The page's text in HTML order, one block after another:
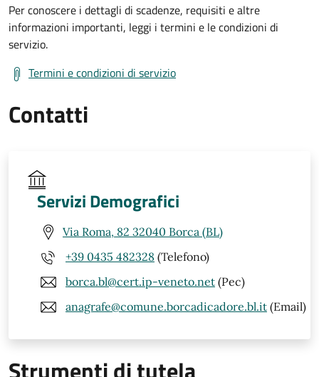
Per conoscere i dettagli di scadenze, requisiti e altre
informazioni importanti, leggi i termini e le condizioni di
servizio.
Termini e condizioni di servizio
Contatti
Servizi Demografici
Via Roma, 82 32040 Borca (BL)
+39 0435 482328 (Telefono)
borca.bl@cert.ip-veneto.net (Pec)
anagrafe@comune.borcadicadore.bl.it (Email)